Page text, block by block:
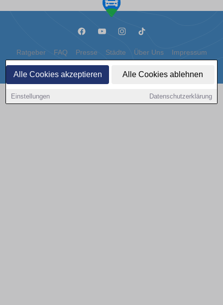
Alle Cookies akzeptieren Alle Cookies ablehnen
Einstellungen Datenschutzerklärung
Ratgeber FAQ Presse Städte Über Uns Impressum
Datenschutz Cookies
Copyright © 2000 - 2026 | 1A Infosysteme GmbH | Content by: 1a-sites-autos